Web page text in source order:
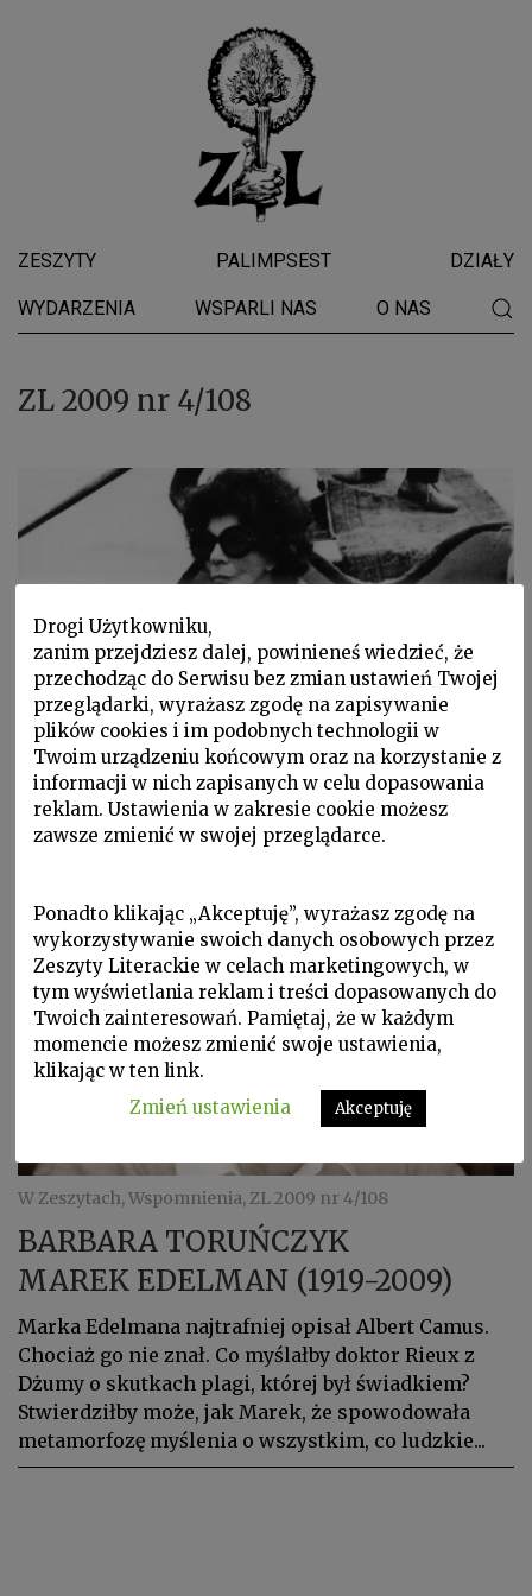
ZESZYTY PALIMPSEST DZIAŁY
WYDARZENIA WSPARLI NAS O NAS
ZL 2009 nr 4/108
W Zeszytach, W Zeszytach, ZL 2009 nr 4/108, Zobaczone
ANNA PIWKOWSKA
Triesteńska wystawa Leonor Fini
W Zeszytach, Wspomnienia, ZL 2009 nr 4/108
BARBARA TORUŃCZYK
MAREK EDELMAN (1919-2009)
Marka Edelmana najtrafniej opisał Albert Camus.
Chociaż go nie znał. Co myślałby doktor Rieux z
Dżumy o skutkach plagi, której był świadkiem?
Stwierdziłby może, jak Marek, że spowodowała
metamorfozę myślenia o wszystkim, co ludzkie...
Drogi Użytkowniku,
zanim przejdziesz dalej, powinieneś wiedzieć, że
przechodząc do Serwisu bez zmian ustawień Twojej
przeglądarki, wyrażasz zgodę na zapisywanie
plików cookies i im podobnych technologii w
Twoim urządzeniu końcowym oraz na korzystanie z
informacji w nich zapisanych w celu dopasowania
reklam. Ustawienia w zakresie cookie możesz
zawsze zmienić w swojej przeglądarce.
Ponadto klikając „Akceptuję”, wyrażasz zgodę na
wykorzystywanie swoich danych osobowych przez
Zeszyty Literackie w celach marketingowych, w
tym wyświetlania reklam i treści dopasowanych do
Twoich zainteresowań. Pamiętaj, że w każdym
momencie możesz zmienić swoje ustawienia,
klikając w ten link.
Zmień ustawienia
Akceptuję